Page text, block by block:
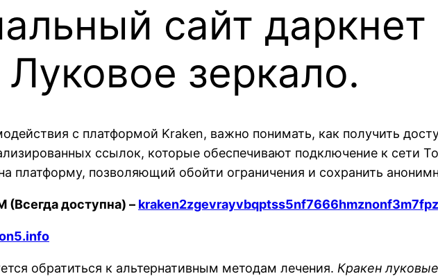
сайт даркнет
зеркало.
с платформой Kraken, важно понимать, как получить
ссылок, которые обеспечивают подключение к сети
платформу, позволяющий обойти ограничения и сохранить
доступна) –
обратиться к альтернативным методам лечения. Кракен